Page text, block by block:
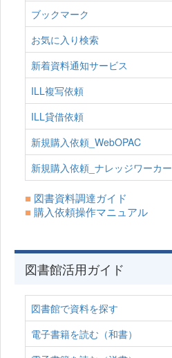
ブックマーク
お気に入り検索
新着資料通知サービス
ILL複写依頼
ILL貸借依頼
新規購入依頼_WebOPAC
新規購入依頼_ナレッジワーカー
■ 図書資料調達ガイド
■購入依頼操作マニュアル
図書館活用ガイド
図書館で資料を探す
電子書籍を読む（和書）